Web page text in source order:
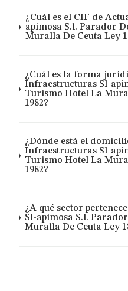
¿Cuál es el CIF de
apimosa S.l. Parador
Muralla De Ceuta Ley
¿Cuál es la forma
Infraestructuras Sl-
Turismo Hotel La
1982?
¿Dónde está el
Infraestructuras Sl-
Turismo Hotel La
1982?
¿A qué sector
Sl-apimosa S.l.
Muralla De Ceuta Ley